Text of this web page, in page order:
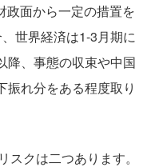
政面から一定の措置を
世界経済は1-3月期に
降、事態の収束や中国
振れ分をある程度取り
クは二つあります。